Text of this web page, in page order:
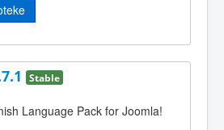
Stable
Language Pack for Joomla!